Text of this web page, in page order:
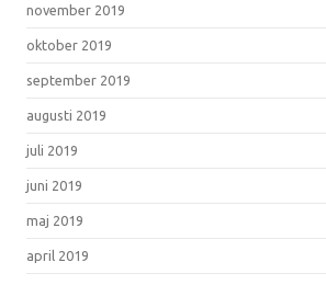
november 2019
oktober 2019
september 2019
augusti 2019
juli 2019
juni 2019
maj 2019
april 2019